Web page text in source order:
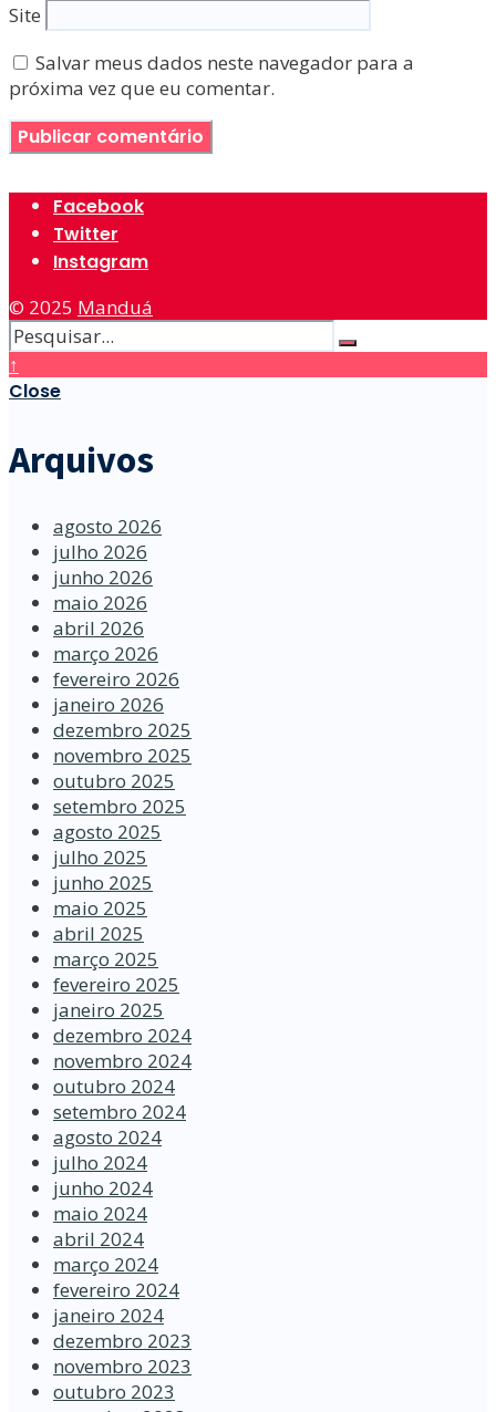
Site
Salvar meus dados neste navegador para a
próxima vez que eu comentar.
Facebook
Twitter
Instagram
© 2025 Manduá
↑
Close
Arquivos
agosto 2026
julho 2026
junho 2026
maio 2026
abril 2026
março 2026
fevereiro 2026
janeiro 2026
dezembro 2025
novembro 2025
outubro 2025
setembro 2025
agosto 2025
julho 2025
junho 2025
maio 2025
abril 2025
março 2025
fevereiro 2025
janeiro 2025
dezembro 2024
novembro 2024
outubro 2024
setembro 2024
agosto 2024
julho 2024
junho 2024
maio 2024
abril 2024
março 2024
fevereiro 2024
janeiro 2024
dezembro 2023
novembro 2023
outubro 2023